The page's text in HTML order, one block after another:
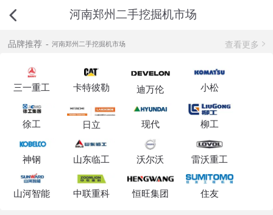
河南郑州二手挖掘机市场
品牌推荐 河南郑州二手挖掘机市场 查看更多
三一重工 卡特彼勒 迪万伦 小松
徐工 日立 现代 柳工
神钢 山东临工 沃尔沃 雷沃重工
山河智能 中联重科 恒旺集团 住友